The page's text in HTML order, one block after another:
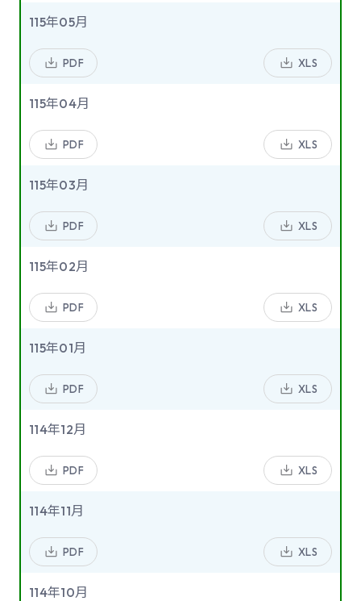
115年05月
PDF XLS
115年04月
PDF XLS
115年03月
PDF XLS
115年02月
PDF XLS
115年01月
PDF XLS
114年12月
PDF XLS
114年11月
PDF XLS
114年10月